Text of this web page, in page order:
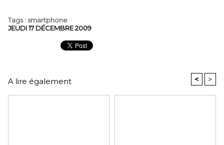
Tags: smartphone
JEUDI 17 DÉCEMBRE 2009
A lire également < >